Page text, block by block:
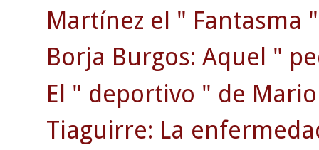
Martínez el " Fantasma
Borja Burgos: Aquel "
El " deportivo " de
Tiaguirre: La